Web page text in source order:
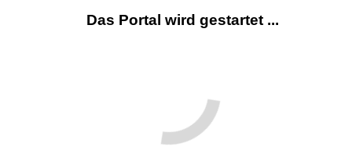
Das Portal wird gestartet ...